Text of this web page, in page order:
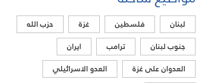
لبنان فلسطين غزة
حزب الله
جنوب لبنان
ترامب
ايران
العدوان على غزة
العدو الاسرائيلي